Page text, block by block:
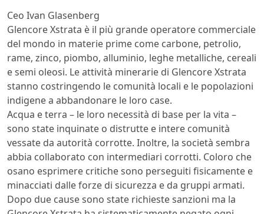
Ceo Ivan Glasenberg
Glencore Xstrata è il più grande operatore commerciale
del mondo in materie prime come carbone, petrolio,
rame, zinco, piombo, alluminio, leghe metalliche, cereali
e semi oleosi. Le attività minerarie di Glencore Xstrata
stanno costringendo le comunità locali e le popolazioni
indigene a abbandonare le loro case.
Acqua e terra – le loro necessità di base per la vita –
sono state inquinate o distrutte e intere comunità
vessate da autorità corrotte. Inoltre, la società sembra
abbia collaborato con intermediari corrotti. Coloro che
osano esprimere critiche sono perseguiti fisicamente e
minacciati dalle forze di sicurezza e da gruppi armati.
Dopo due cause sono state richieste sanzioni ma la